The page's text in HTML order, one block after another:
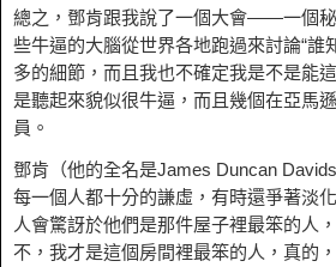
總之，鄧肯跟我說了一個大會——一個
些牛逼的大腦從世界各地跑過來討論“誰
多的細節，而且我也不確定我是不是能
是聽起來貌似很牛逼，而且幾個在亞馬
員。
鄧肯（他的全名是James Duncan
每一個人都十分的謙虛，有時還爭著淡
人會驚訝於他們是那件屋子裡最笨的人
不，我才是這個房間裡最笨的人，真的